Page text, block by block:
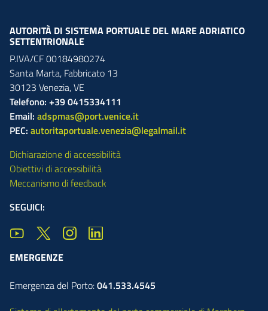
AUTORITÀ DI SISTEMA PORTUALE DEL MARE ADRIATICO
SETTENTRIONALE
P.IVA/CF 00184980274
Santa Marta, Fabbricato 13
30123 Venezia,VE
Telefono: +39 0415334111
Email: adspmas@port.venice.it
PEC: autoritaportuale.venezia@legalmail.it
Dichiarazione di accessibilità
Obiettivi di accessibilità
Meccanismo di feedback
SEGUICI:
EMERGENZE
Emergenza del Porto:041.533.4545